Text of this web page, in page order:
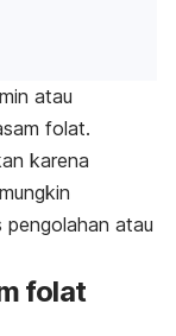
atau
folat.
karena
pengolahan atau
folat